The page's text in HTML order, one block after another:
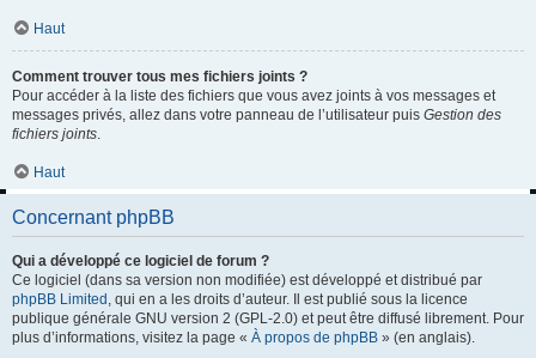
Haut
Comment trouver tous mes fichiers joints ?
Pour accéder à la liste des fichiers que vous avez joints à vos messages et
messages privés, allez dans votre panneau de l’utilisateur puis Gestion des
fichiers joints
Haut
Concernant phpBB
Qui a développé ce logiciel de forum ?
Ce logiciel (dans sa version non modifiée) est développé et distribué par
phpBB Limited , qui en a les droits d’auteur. Il est publié sous la licence
publique générale GNU version 2 (GPL-2.0) et peut être diffusé librement. Pour
plus d’informations, visitez la page « À propos de phpBB » (en anglais).